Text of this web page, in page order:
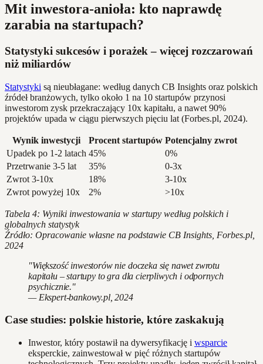
Mit inwestora-anioła: kto naprawdę
zarabia na startupach?
Statystyki sukcesów i porażek – więcej rozczarowań
niż miliardów
Statystyki są nieubłagane: według danych CB Insights oraz polskich
źródeł branżowych, tylko około 1 na 10 startupów przynosi
inwestorom zysk przekraczający 10x kapitału, a nawet 90%
projektów upada w ciągu pierwszych pięciu lat (Forbes.pl, 2024).
Wynik inwestycji Procent startupów Potencjalny zwrot
Upadek po 1-2 latach 45%
0%
Przetrwanie 3-5 lat
35%
0-3x
Zwrot 3-10x
18%
3-10x
Zwrot powyżej 10x
2% >10x
Tabela 4: Wyniki inwestowania w startupy według polskich i
globalnych statystyk
Źródło: Opracowanie własne na podstawie CB Insights, Forbes.pl,
2024
"Większość inwestorów nie doczeka się nawet zwrotu
kapitału – startupy to gra dla cierpliwych i odpornych
psychicznie."
— Ekspert-bankowy.pl, 2024
Case studies: polskie historie, które zaskakują
Inwestor, który postawił na dywersyfikację i wsparcie
eksperckie, zainwestował w pięć różnych startupów